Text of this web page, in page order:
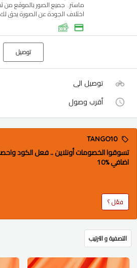
ماستر.. جميع الصور بالموقع من
اختلاف الجودة عن الصورة يحق لك
توصيل
توصيل الى
أقرب وصول
TANGO10
تسوقوا الخصومات أونلاين .. فعل الكود
اضافي %10
فعّل ؟
التصفية و الترتيب